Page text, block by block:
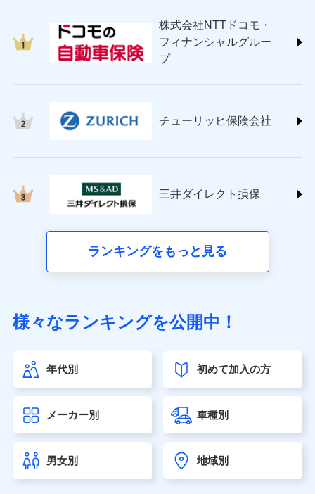
ＳＯＭＰＯダイレクト損害保険株式会社
(https://www.sompo-direct.co.jp/)
チューリッヒ保険会社 (https://www.zurich.co.jp/)
(https://www.nisshinfire.co.jp/)
(https://www.petfamilyins.co.jp/)
ins.com/)
三井ダイレクト損害保険株式会社
（https://www.sonylife.co.jp）
第一ネオ生命保険株式会社（https://neofirst.co.jp/）
大樹生命保険株式会社（https://www.taiju-life.co.jp）
seimei.co.jp）
チューリッヒ生命保険株式会社
東京海上日動あんしん生命保険株式会社
（https://www.tmn-anshin.co.jp/）
株式会社NTTドコモ・
フィナンシャルグルー
プ
チューリッヒ保険会社
三井ダイレクト損保
ランキングをもっと見る
様々なランキングを公開中！
年代別 初めて加入の方
メーカー別 車種別
男女別 地域別